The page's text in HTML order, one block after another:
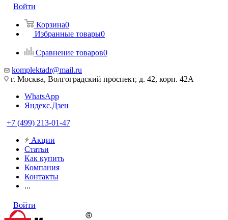
Войти
Корзина0
Избранные товары0
Сравнение товаров0
komplektadr@mail.ru
г. Москва, Волгоградский проспект, д. 42, корп. 42А
WhatsApp
Яндекс.Дзен
+7 (499) 213-01-47
Акции
Статьи
Как купить
Компания
Контакты
...
Войти